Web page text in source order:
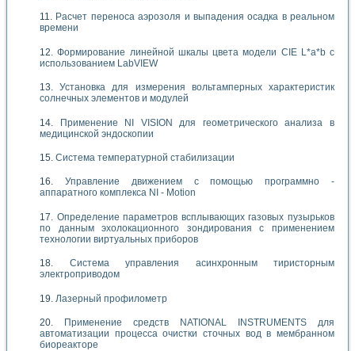
Расчет переноса аэрозоля и выпадения осадка в реальном
времени
Формирование линейной шкалы цвета модели CIE L*a*b с
использованием LabVIEW
Установка для измерения вольтамперных характеристик
солнечных элементов и модулей
Применение NI VISION для геометрического анализа в
медицинской эндоскопии
Система температурной стабилизации
Управление движением с помощью программно -
аппаратного комплекса NI - Motion
Определение параметров всплывающих газовых пузырьков
по данным эхолокационного зондирования с применением
технологии виртуальных приборов
Система управления асинхронным тиристорным
электроприводом
Лазерный профилометр
Применение средств NATIONAL INSTRUMENTS для
автоматизации процесса очистки сточных вод в мембранном
биореакторе